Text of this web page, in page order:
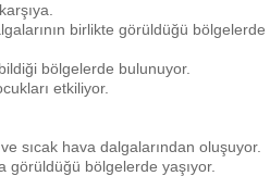
birlikte görüldüğü bölgelerde
bölgelerde bulunuyor.
etkiliyor.
sıcak hava dalgalarından oluşuyor.
bölgelerde yaşıyor.